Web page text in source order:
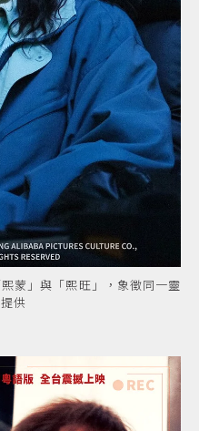
蒙」與「熙旺」，象徵同一靈
供